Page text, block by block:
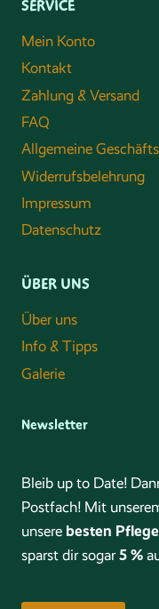
SERVICE
Mein Konto
Kontakt
Zahlung & Versand
FAQ
Allgemeine
Widerrufsbelehrung
Impressum
Datenschutz
ÜBER UNS
Über uns
Info & Tipps
Galerie
Newsletter
Bleib up to Date!
Postfach! Mit
unsere besten
sparst dir sogar5 %